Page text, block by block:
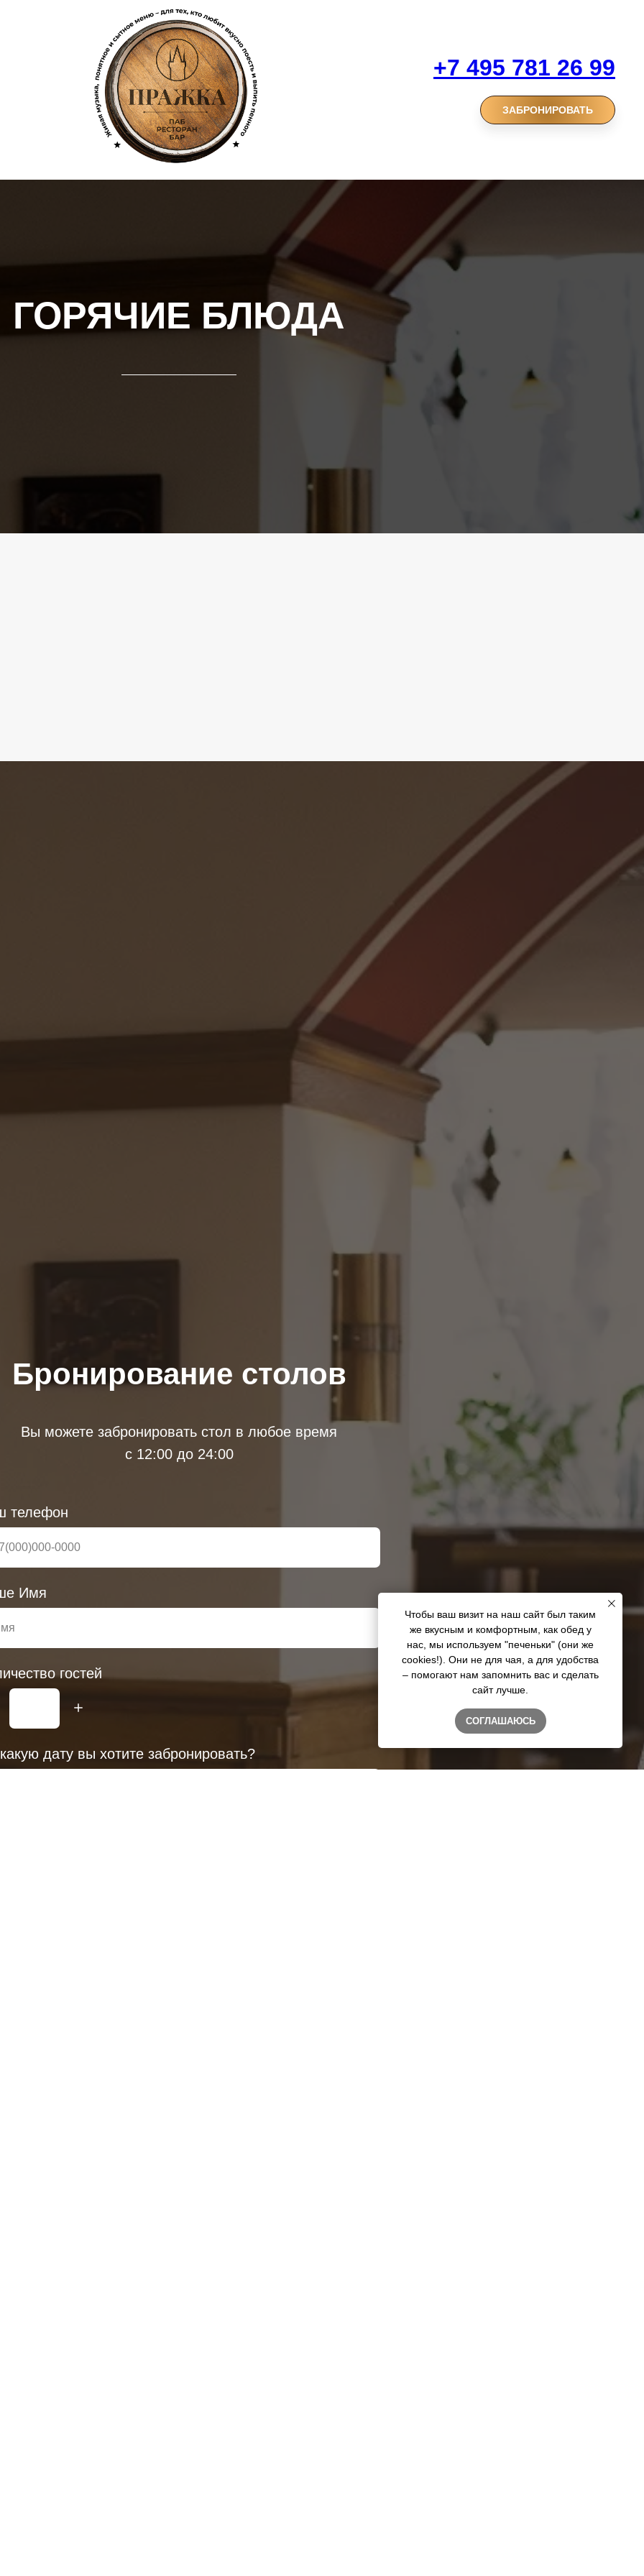
+7 495 781 26 99
ЗАБРОНИРОВАТЬ
Чтобы ваш визит на наш сайт был таким
же вкусным и комфортным, как обед у
нас, мы используем "печеньки" (они же
cookies!). Они не для чая, а для удобства
– помогают нам запомнить вас и сделать
сайт лучше.
СОГЛАШАЮСЬ
ГОРЯЧИЕ БЛЮДА
Бронирование столов
Вы можете забронировать стол в любое время
с 12:00 до 24:00
телефон
Имя
гостей
дату вы хотите забронировать?